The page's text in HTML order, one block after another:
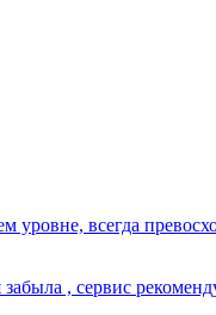
уровне, всегда
, сервис